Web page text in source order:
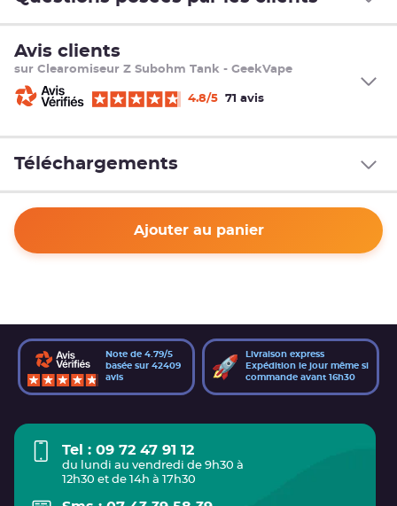
Ajouter au panier
Avis clients
sur Clearomiseur Z Subohm Tank - GeekVape
4.8/5 71 avis
Téléchargements
Note de 4.79/5
basée sur 42409
avis
Livraison express
Expédition le jour même si
commande avant 16h30
Tel : 09 72 47 91 12
du lundi au vendredi de 9h30 à
12h30 et de 14h à 17h30